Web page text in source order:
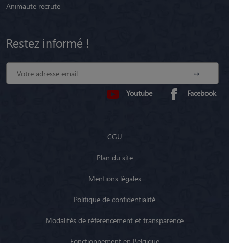
Animaute recrute
Restez informé !
Youtube Facebook
CGU
Plan du site
Mentions légales
Politique de confidentialité
Modalités de référencement et transparence
Fonctionnement en Belgique